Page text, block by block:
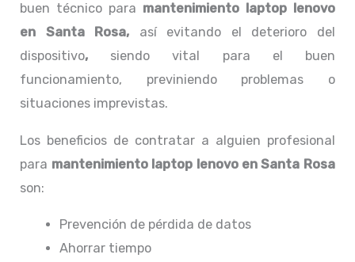
buen técnico para mantenimiento laptop lenovo
en Santa Rosa, así evitando el deterioro del
dispositivo, siendo vital para el buen
funcionamiento, previniendo problemas o
situaciones imprevistas.
Los beneficios de contratar a alguien profesional
para mantenimiento laptop lenovoen Santa Rosa
son:
Prevención de pérdida de datos
Ahorrar tiempo